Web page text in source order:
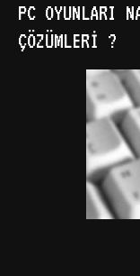
PC OYUNLARI
ÇÖZÜMLERI ?